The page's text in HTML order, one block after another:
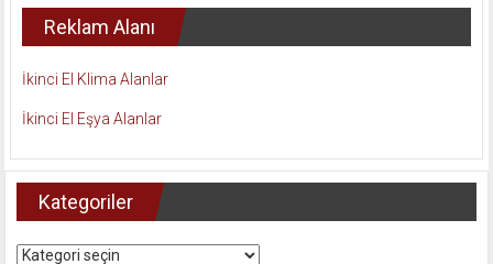
Reklam Alanı
İkinci El Klima Alanlar
İkinci El Eşya Alanlar
Kategoriler
Kategoriler